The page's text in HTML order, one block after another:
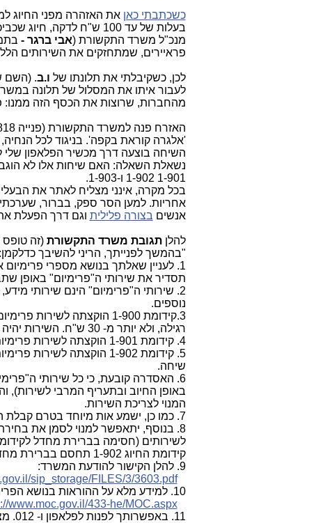
כשכתבתי כאן את האזהרה מפני החיוג
בעלות של עד 100 ש"ח
מנכ"ל משרד התקשורת (אבי ברגר -
פראיירים, שמתחזקים את השירותים
לכן, כשקיבלתי את תלונתו של ו.ב. (השם
לעבור איתו את המסלול של תלונה
מהחברות, שרוצות את הכסף הזה ממנו: פלאפון ו-
האזרח פנה למשרד התקשורת (
השיחה בוצעה דרך מכשיר הפלאפון שלי למספר 012-4090-672-0034 שזה
1-901 1-902 ו-1-903.
אחריות. למען הסר ספק, בברור,
אנשים בצורה פלילית וגם דרך הפעלת אתר '901 מיסטיקנים', אתר הגובל
להלןתגובת משרד התקשורת (זה טופס
"בהמשך לפנייתך, הריני להשיבך כדלקמן:
תסדיר את שירותי ה"פרימיום" באופן
2. שירותי ה"פרימיום" הינם שירותי
נוספים.
רגילה, ולא יותר מ- 30 ש"ח. השירות יהיה
4. קידומת 1-901 הוקצתה לשירות פרימיום בסכום מרבי של 50 ₪ וזאת בנוסף לתעריף שיחה רגילה.
שיחה.
6. האסדרה קובעת, כי כל שירותי ה"פרימיום" יינתנו
באופן החיוב ובתעריף המרבי לשירות),
המנוי לצריכת השירות.
7. כמו כן, ישמע אות מיוחד בטרם קבלת השירות ותהיה לצרכן אפשרות של 5 שניות לפחות לניתוק השיחה.
קידומת החיוג 1-902 תחסם בברירת מחדל.
9. להלן הקישור להודעת המשרד:
sip_storage/FILES/3/3603.pdf
10. למידע מלא על ההוראות בנושא הפרימיום ראה מסמך ההחלטה הרלוונטי בקישור:
www.moc.gov.il/433-he/MOC.aspx
11. באפשרותך לפנות לפלאפון ו- 012. מצ"ב דרכיי התקשרות עם החברות.